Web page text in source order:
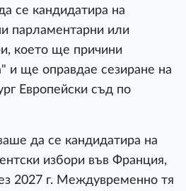
се кандидатира на
парламентарни или
което ще причини
и ще оправдае сезиране на
Европейски съд по
да се кандидатира на
избори във Франция,
2027 г. Междувременно тя